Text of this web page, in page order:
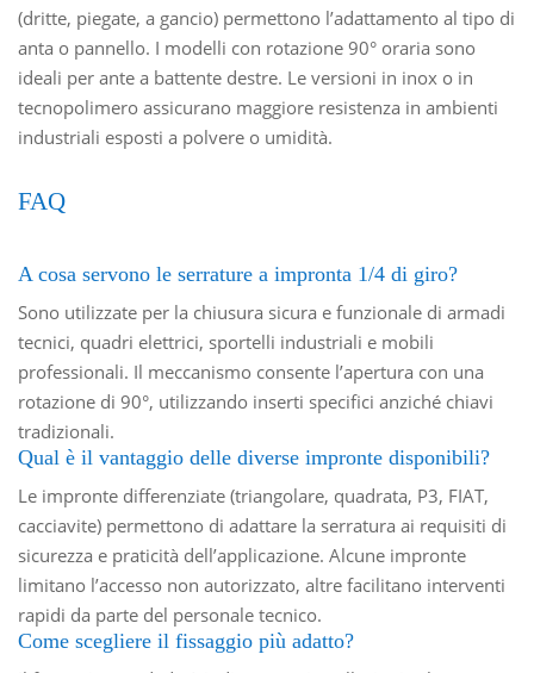
(dritte, piegate, a gancio) permettono l’adattamento al tipo di
anta o pannello. I modelli con rotazione 90° oraria sono
ideali per ante a battente destre. Le versioni in inox o in
tecnopolimero assicurano maggiore resistenza in ambienti
industriali esposti a polvere o umidità.
FAQ
A cosa servono le serrature a impronta 1/4 di giro?
Sono utilizzate per la chiusura sicura e funzionale di armadi
tecnici, quadri elettrici, sportelli industriali e mobili
professionali. Il meccanismo consente l’apertura con una
rotazione di 90°, utilizzando inserti specifici anziché chiavi
tradizionali.
Qual è il vantaggio delle diverse impronte disponibili?
Le impronte differenziate (triangolare, quadrata, P3, FIAT,
cacciavite) permettono di adattare la serratura ai requisiti di
sicurezza e praticità dell’applicazione. Alcune impronte
limitano l’accesso non autorizzato, altre facilitano interventi
rapidi da parte del personale tecnico.
Come scegliere il fissaggio più adatto?